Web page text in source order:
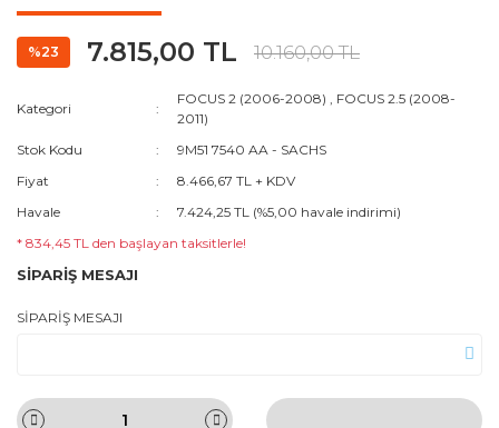
%23 7.815,00 TL 10.160,00 TL
Kategori
FOCUS 2 (2006-2008) , FOCUS 2.5 (2008-
2011)
Stok Kodu
9M51 7540 AA - SACHS
Fiyat
8.466,67 TL + KDV
Havale
7.424,25 TL (%5,00 havale indirimi)
* 834,45 TL den başlayan taksitlerle!
SİPARİŞ MESAJI
SİPARİŞ MESAJI